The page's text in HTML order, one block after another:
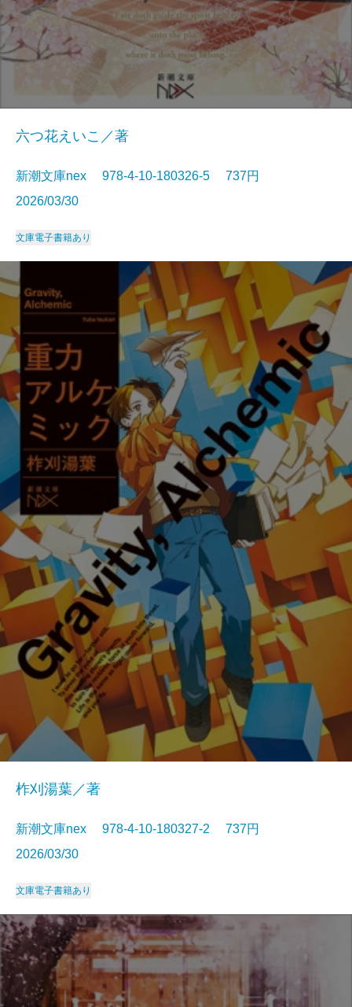
六つ花えいこ／著
新潮文庫nex 978-4-10-180326-5 737円
2026/03/30
文庫電子書籍あり
柞刈湯葉／著
新潮文庫nex 978-4-10-180327-2 737円
2026/03/30
文庫電子書籍あり